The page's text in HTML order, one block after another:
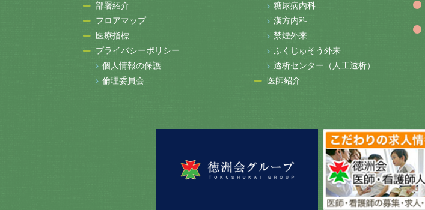
部署紹介
フロアマップ
医療指標
プライバシーポリシー
個人情報の保護
倫理委員会
糖尿病内科
漢方内科
禁煙外来
ふくじゅそう外来
透析センター（人工透析）
医師紹介